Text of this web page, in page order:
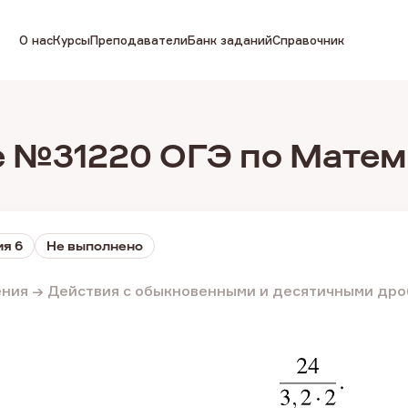
О насКурсыПреподавателиБанк заданийСправочник
№31220 ОГЭ по
6 Не выполнено
→ Действия с обыкновенными и десятичными